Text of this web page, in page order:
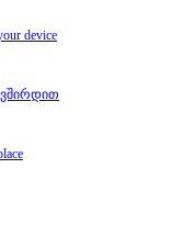
device